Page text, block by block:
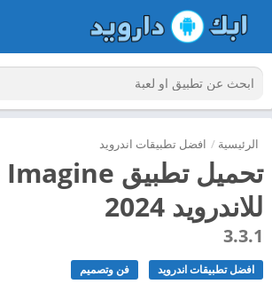
الرئيسية / افضل تطبيقات اندرويد
للاندرويد 2024
3.3.1
افضل تطبيقات اندرويد فن وتصميم